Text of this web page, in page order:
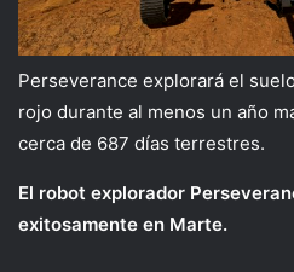
Perseverance explorará el
rojo durante al menos un año
cerca de 687 días terrestres.
El robot explorador
exitosamente en Marte.